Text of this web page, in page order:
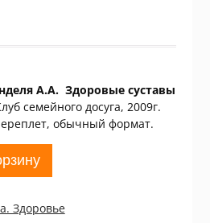
А.А. Здоровые суставы
семейного досуга, 2009г.
обычный формат.
Здоровье